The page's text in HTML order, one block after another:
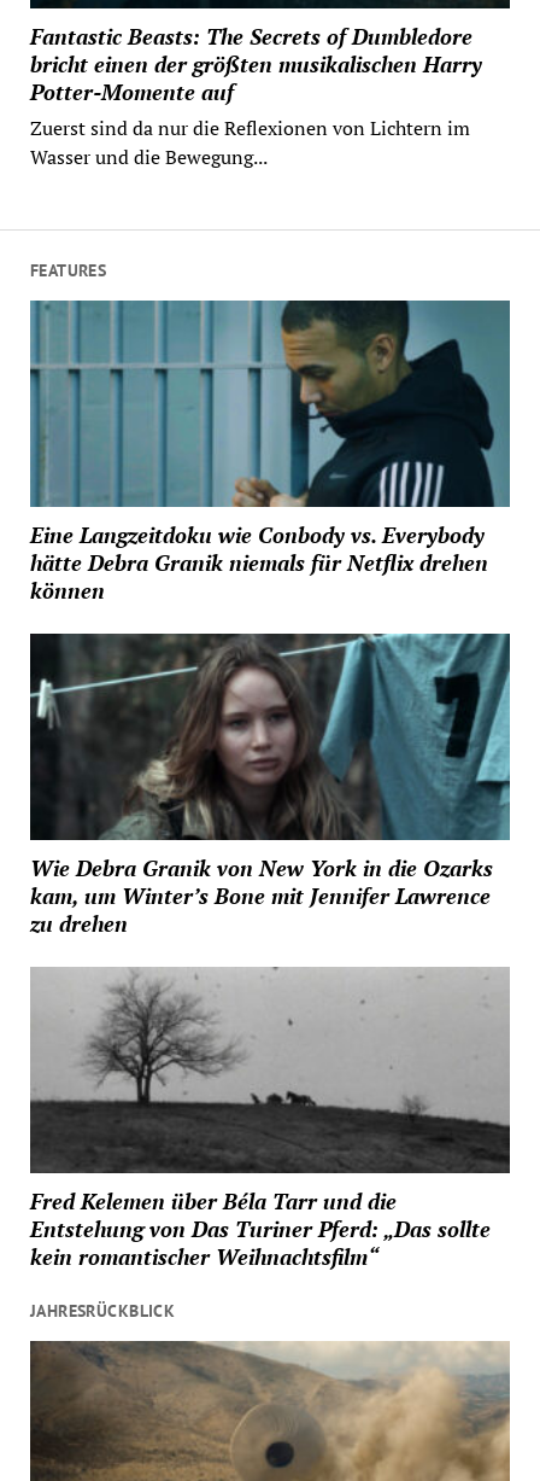
Fantastic Beasts: The Secrets of Dumbledore
bricht einen der größten musikalischen Harry
Potter-Momente auf
Zuerst sind da nur die Reflexionen von Lichtern im
Wasser und die Bewegung...
FEATURES
Eine Langzeitdoku wie Conbody vs. Everybody
hätte Debra Granik niemals für Netflix drehen
können
Wie Debra Granik von New York in die Ozarks
kam, um Winter’s Bone mit Jennifer Lawrence
zu drehen
Fred Kelemen über Béla Tarr und die
Entstehung von Das Turiner Pferd: „Das sollte
kein romantischer Weihnachtsfilm“
JAHRESRÜCKBLICK